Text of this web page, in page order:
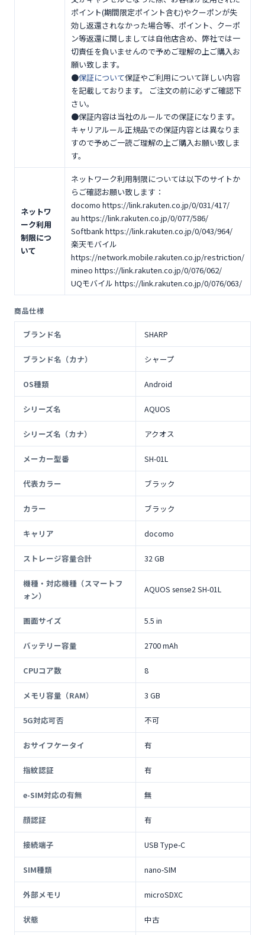
ポイント(期間限定ポイント含む)やクーポンが失
効し返還されなかった場合等、ポイント、クーポ
ン等返還に関しましては自他店含め、弊社では一
切責任を負いませんので予めご理解の上ご購入お
願い致します。
●保証について保証やご利用について詳しい内容
を記載しております。 ご注文の前に必ずご確認下
さい。
●保証内容は当社のルールでの保証になります。
キャリアルール正規品での保証内容とは異なりま
すので予めご一読ご理解の上ご購入お願い致しま
す。
ネットワ
ーク利用
制限につ
いて
ネットワーク利用制限については以下のサイトか
らご確認お願い致します：
docomo https://link.rakuten.co.jp/0/031/417/
au https://link.rakuten.co.jp/0/077/586/
Softbank https://link.rakuten.co.jp/0/043/964/
楽天モバイル
https://network.mobile.rakuten.co.jp/restriction/
mineo https://link.rakuten.co.jp/0/076/062/
UQモバイル https://link.rakuten.co.jp/0/076/063/
商品仕様
ブランド名 SHARP
ブランド名（カナ） シャープ
OS種類 Android
シリーズ名 AQUOS
シリーズ名（カナ） アクオス
メーカー型番 SH-01L
代表カラー ブラック
カラー ブラック
キャリア docomo
ストレージ容量合計 32 GB
機種・対応機種（スマートフ
ォン）
AQUOS sense2 SH-01L
画面サイズ 5.5 in
バッテリー容量 2700 mAh
CPUコア数 8
メモリ容量（RAM） 3 GB
5G対応可否 不可
おサイフケータイ 有
指紋認証 有
e-SIM対応の有無 無
顔認証 有
接続端子 USB Type-C
SIM種類 nano-SIM
外部メモリ microSDXC
状態 中古